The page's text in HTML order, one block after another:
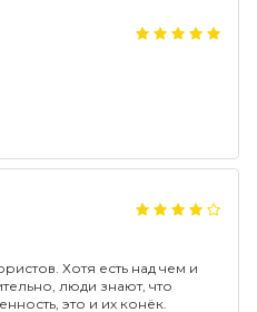
Хотя есть над чем и
люди знают, что
это и их конёк.